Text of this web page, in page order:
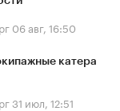
06 авг, 16:50
катера
31 июл, 12:51